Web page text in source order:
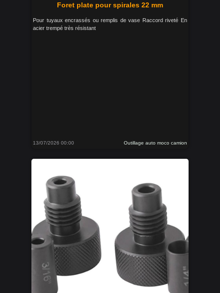
Foret plate pour spirales 22 mm
Pour tuyaux encrassés ou remplis de vase Raccord riveté En
acier trempé très résistant
13/07/2026 00:00 Outillage auto moco camion